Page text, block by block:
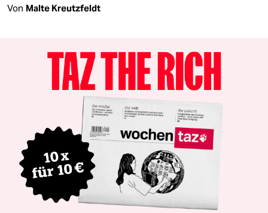
Von Malte Kreutzfeldt